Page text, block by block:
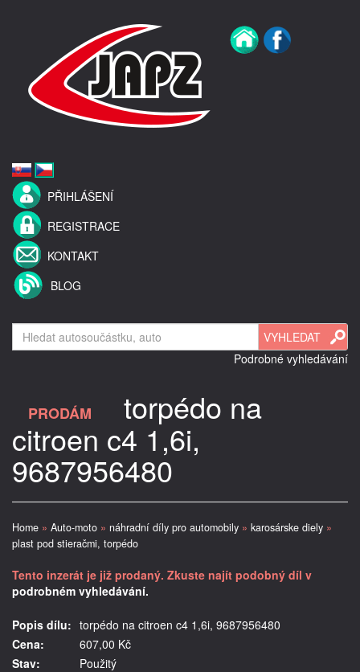
PŘIHLÁŠENÍ
REGISTRACE
KONTAKT
BLOG
Podrobné vyhledávání
PRODÁM torpédo na
citroen c4 1,6i,
9687956480
Home » Auto-moto » náhradní díly pro automobily » karosárske diely »
plast pod stieračmi, torpédo
Tento inzerát je již prodaný. Zkuste najít podobný díl v
podrobném vyhledávání.
Popis dílu: torpédo na citroen c4 1,6i, 9687956480
Cena:
607,00 Kč
Stav:
Použitý